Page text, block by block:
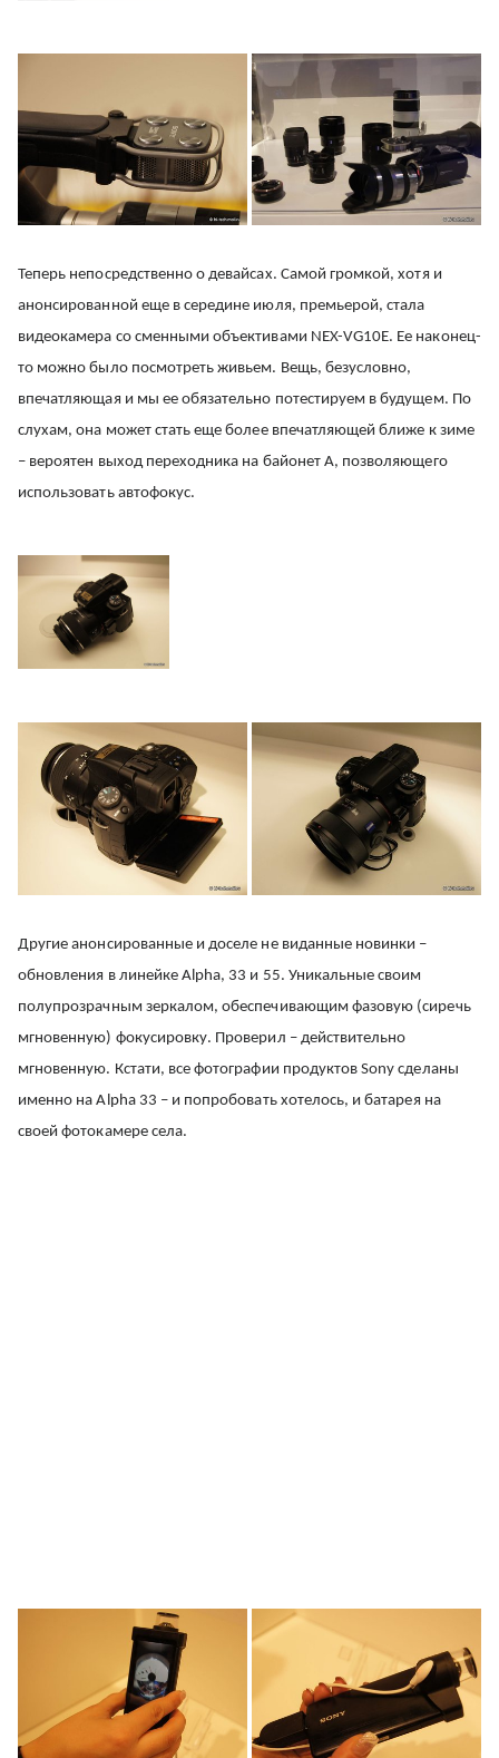
Теперь непосредственно о девайсах. Самой громкой, хотя и
анонсированной еще в середине июля, премьерой, стала
видеокамера со сменными объективами NEX-VG10E. Ее наконец-
то можно было посмотреть живьем. Вещь, безусловно,
впечатляющая и мы ее обязательно потестируем в будущем. По
слухам, она может стать еще более впечатляющей ближе к зиме
– вероятен выход переходника на байонет А, позволяющего
использовать автофокус.
Другие анонсированные и доселе не виданные новинки –
обновления в линейке Alpha, 33 и 55. Уникальные своим
полупрозрачным зеркалом, обеспечивающим фазовую (сиречь
мгновенную) фокусировку. Проверил – действительно
мгновенную. Кстати, все фотографии продуктов Sony сделаны
именно на Alpha 33 – и попробовать хотелось, и батарея на
своей фотокамере села.